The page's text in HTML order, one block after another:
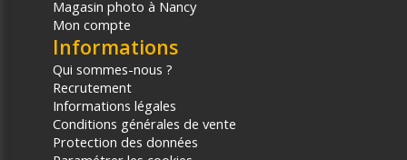
Magasin photo à Nancy
Mon compte
Informations
Qui sommes-nous ?
Recrutement
Informations légales
Conditions générales de vente
Protection des données